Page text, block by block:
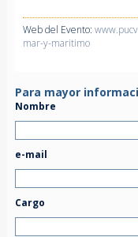
Web del Evento:
mar-y-maritimo
Para mayor
Nombre
e-mail
Cargo